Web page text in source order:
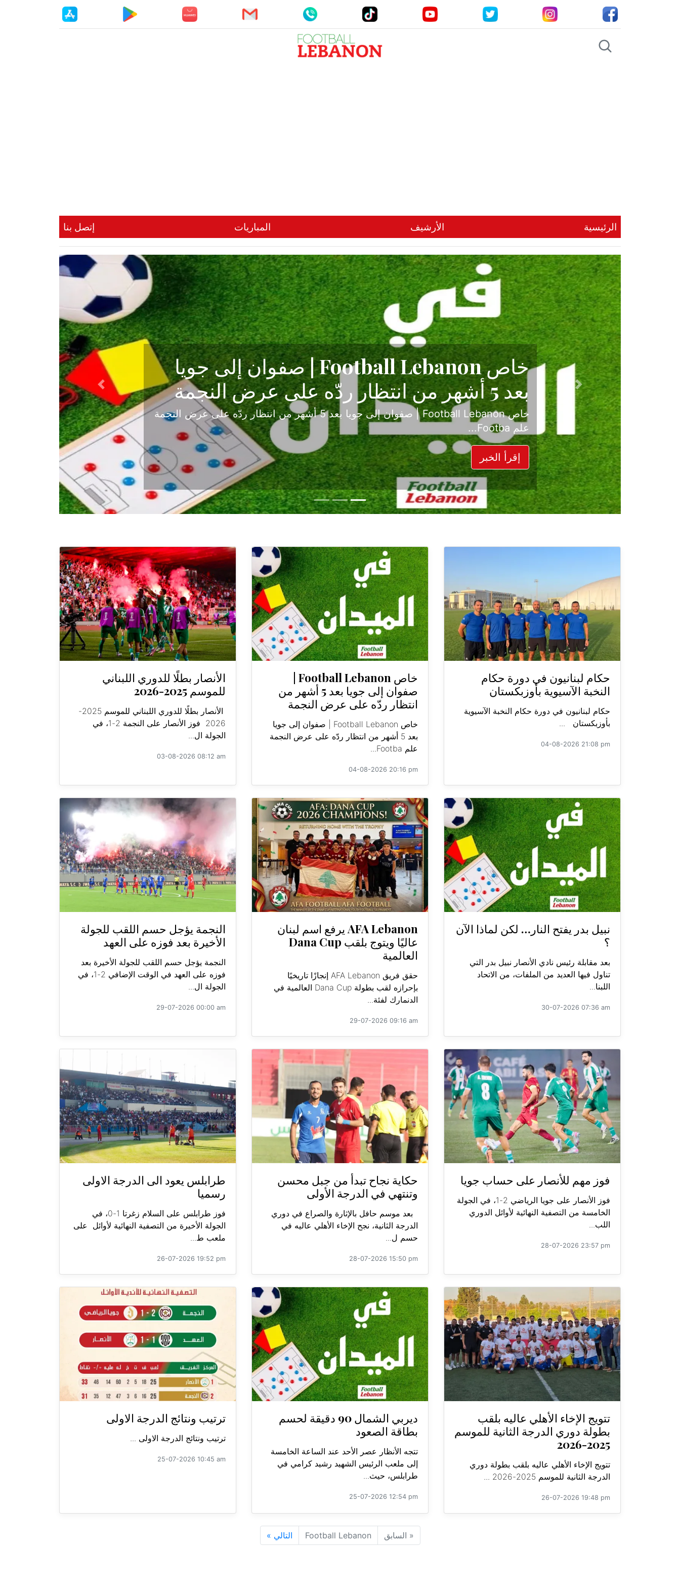
الرئيسية الأرشيف المباريات إتصل بنا
حكاية نجاح تبدأ من جبل محسن وتنتهي في
الدرجة الأولى
بعد موسم حافل بالإثارة والصراع في دوري الدرجة الثانية، نجح الإخاء الأهلي عاليه في
حسم ل...
إقرأ الخبر
Previous
Next
حكام لبنانيون في دورة حكام
النخبة الآسيوية بأوزبكستان
حكام لبنانيون في دورة حكام النخبة الآسيوية
بأوزبكستان ...
04-08-2026 21:08 pm
صفوان إلى جويا بعد 5 أشهر من
انتظار ردّه على عرض النجمة
خاص Football Lebanon | صفوان إلى جويا
بعد 5 أشهر من انتظار ردّه على عرض النجمة
علم Footba...
04-08-2026 20:16 pm
الأنصار بطلًا للدوري اللبناني
للموسم 2025-2026
الأنصار بطلًا للدوري اللبناني للموسم 2025-
2026 فوز الأنصار على النجمة 2-1، في
الجولة ال...
03-08-2026 08:12 am
نبيل بدر يفتح النار… لكن لماذا الآن
؟
بعد مقابلة رئيس نادي الأنصار نبيل بدر التي
تناول فيها العديد من الملفات، من الاتحاد
اللبنا...
30-07-2026 07:36 am
AFA Lebanon يرفع اسم لبنان
عاليًا ويتوج بلقب Dana Cup
العالمية
حقق فريق AFA Lebanon إنجازًا تاريخيًا
بإحرازه لقب بطولة Dana Cup العالمية في
الدنمارك لفئة...
29-07-2026 09:16 am
النجمة يؤجل حسم اللقب للجولة
الأخيرة بعد فوزه على العهد
النجمة يؤجل حسم اللقب للجولة الأخيرة بعد
فوزه على العهد في الوقت الإضافي 2-1، في
الجولة ال...
29-07-2026 00:00 am
فوز مهم للأنصار على حساب جويا
فوز الأنصار على جويا الرياضي 2-1، في الجولة
الخامسة من التصفية النهائية لأوائل الدوري
اللب...
28-07-2026 23:57 pm
حكاية نجاح تبدأ من جبل محسن
وتنتهي في الدرجة الأولى
بعد موسم حافل بالإثارة والصراع في دوري
الدرجة الثانية، نجح الإخاء الأهلي عاليه في
حسم ل...
28-07-2026 15:50 pm
طرابلس يعود الى الدرجة الاولى
رسميا
فوز طرابلس على السلام زغرتا 1-0، في
الجولة الأخيرة من التصفية النهائية لأوائل على
ملعب ط...
26-07-2026 19:52 pm
تتويج الإخاء الأهلي عاليه بلقب
بطولة دوري الدرجة الثانية للموسم
2025-2026
تتويج الإخاء الأهلي عاليه بلقب بطولة دوري
الدرجة الثانية للموسم 2025-2026 ...
26-07-2026 19:48 pm
ديربي الشمال 90 دقيقة لحسم
بطاقة الصعود
تتجه الأنظار عصر الأحد عند الساعة الخامسة
إلى ملعب الرئيس الشهيد رشيد كرامي في
طرابلس، حيث...
25-07-2026 12:54 pm
ترتيب ونتائج الدرجة الاولى
ترتيب ونتائج الدرجة الاولى ...
25-07-2026 10:45 am
« السابق Football Lebanon التالي »